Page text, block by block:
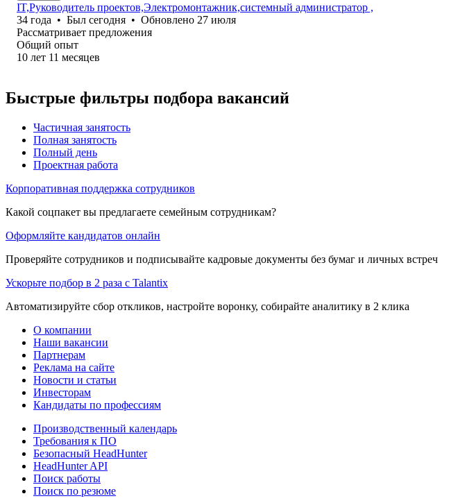
IT,Руководитель проектов,Электромонтажник,системный администратор ,
34 года • Был сегодня • Обновлено 27 июля
Рассматривает предложения
Общий опыт
10 лет 11 месяцев
Быстрые фильтры подбора вакансий
Частичная занятость
Полная занятость
Полный день
Проектная работа
Корпоративная поддержка сотрудников
Какой соцпакет вы предлагаете семейным сотрудникам?
Оформляйте кандидатов онлайн
Проверяйте сотрудников и подписывайте кадровые документы без бумаг и личных встреч
Ускорьте подбор в 2 раза с Talantix
Автоматизируйте сбор откликов, настройте воронку, собирайте аналитику в 2 клика
О компании
Наши вакансии
Партнерам
Реклама на сайте
Новости и статьи
Инвесторам
Кандидаты по профессиям
Производственный календарь
Требования к ПО
Безопасный HeadHunter
HeadHunter API
Поиск работы
Поиск по резюме